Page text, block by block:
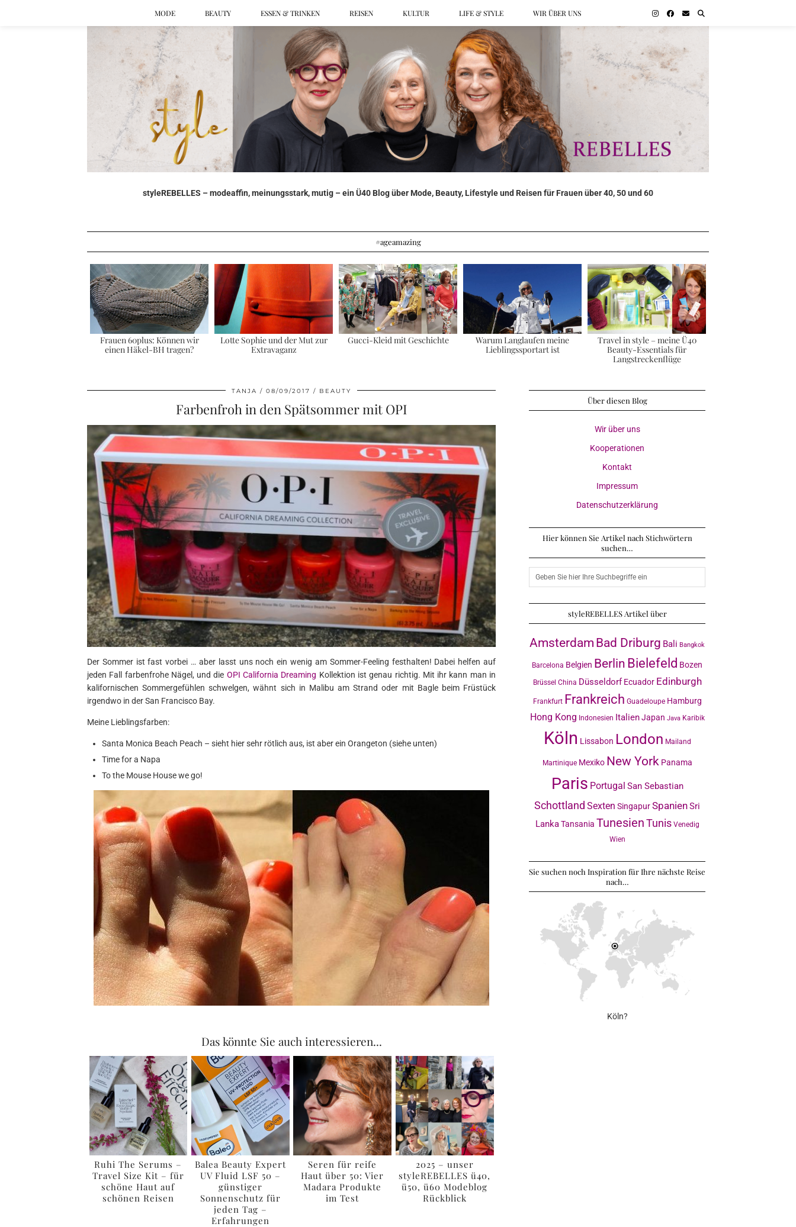
MODE BEAUTY ESSEN & TRINKEN REISEN KULTUR LIFE & STYLE WIR ÜBER UNS
styleREBELLES – modeaffin, meinungsstark, mutig – ein Ü40 Blog über Mode, Beauty, Lifestyle und Reisen für Frauen über 40, 50 und 60
#ageamazing
Frauen 60plus: Können wir
einen Häkel-BH tragen?
Lotte Sophie und der Mut zur
Extravaganz
Gucci-Kleid mit Geschichte
Warum Langlaufen meine
Lieblingssportart ist
Travel in style – meine Ü40
Beauty-Essentials für
Langstreckenflüge
TANJA 08/09/2017 BEAUTY
Farbenfroh in den Spätsommer mit OPI
Der Sommer ist fast vorbei … aber lasst uns noch ein wenig am Sommer-Feeling festhalten! Dabei helfen auf
jeden Fall farbenfrohe Nägel, und die OPI California Dreaming Kollektion ist genau richtig. Mit ihr kann man in
kalifornischen Sommergefühlen schwelgen, wähnt sich in Malibu am Strand oder mit Bagle beim Früstück
irgendwo in der San Francisco Bay.
Meine Lieblingsfarben:
Santa Monica Beach Peach – sieht hier sehr rötlich aus, ist aber ein Orangeton (siehe unten)
Time for a Napa
To the Mouse House we go!
Das könnte Sie auch interessieren...
Ruhi The Serums –
Travel Size Kit – für
schöne Haut auf
schönen Reisen
Balea Beauty Expert
UV Fluid LSF 50 –
günstiger
Sonnenschutz für
jeden Tag –
Erfahrungen
Seren für reife
Haut über 50: Vier
Madara Produkte
im Test
2025 – unser
styleREBELLES ü40,
ü50, ü60 Modeblog
Rückblick
Über diesen Blog
Wir über uns
Kooperationen
Kontakt
Impressum
Datenschutzerklärung
Hier können Sie Artikel nach Stichwörtern
suchen…
styleREBELLES Artikel über
Amsterdam Bad Driburg Bali Bangkok
Barcelona Belgien Berlin Bielefeld Bozen
Brüssel China Düsseldorf Ecuador Edinburgh
Frankfurt Frankreich Guadeloupe Hamburg
Hong Kong Indonesien Italien Japan Java Karibik
Köln Lissabon London Mailand
Martinique Mexiko New York Panama
Paris Portugal San Sebastian
Schottland Sexten SingapurSpanienSri
Lanka Tansania TunesienTunis Venedig
Wien
Sie suchen noch Inspiration für Ihre nächste Reise
nach…
Köln?